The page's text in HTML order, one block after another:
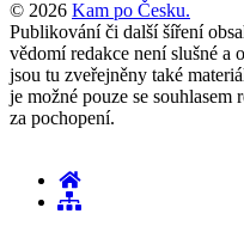
© 2026 Kam po Česku.
Publikování či další šíření
vědomí redakce není slušné a
jsou tu zveřejněny také
je možné pouze se
za pochopení.